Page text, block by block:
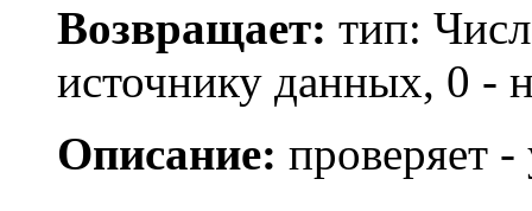
Возвращает: тип:
источнику данных, 0 -
Описание: проверяет -